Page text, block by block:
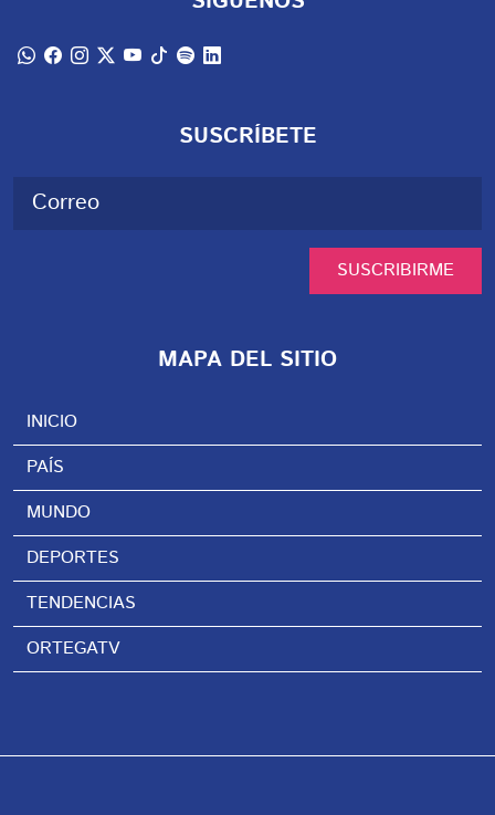
SUSCRÍBETE
SUSCRIBIRME
MAPA DEL SITIO
INICIO
PAÍS
MUNDO
DEPORTES
TENDENCIAS
ORTEGATV